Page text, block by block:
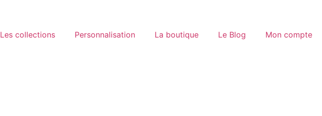
Les collections Personnalisation La boutique Le Blog Mon compte